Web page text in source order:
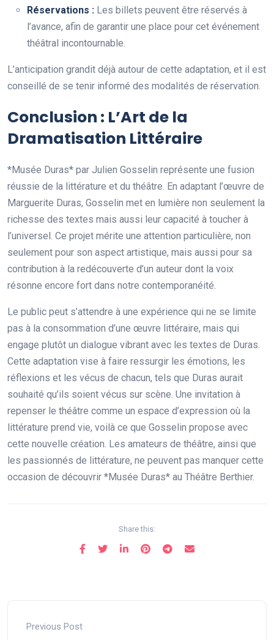
Réservations : Les billets peuvent être réservés à
l’avance, afin de garantir une place pour cet événement
théâtral incontournable.
L’anticipation grandit déjà autour de cette adaptation, et il est
conseillé de se tenir informé des modalités de réservation.
Conclusion : L’Art de la
Dramatisation Littéraire
*Musée Duras* par Julien Gosselin représente une fusion
réussie de la littérature et du théâtre. En adaptant l’œuvre de
Marguerite Duras, Gosselin met en lumière non seulement la
richesse des textes mais aussi leur capacité à toucher à
l’universel. Ce projet mérite une attention particulière, non
seulement pour son aspect artistique, mais aussi pour sa
contribution à la redécouverte d’un auteur dont la voix
résonne encore fort dans notre contemporanéité.
Le public peut s’attendre à une expérience qui ne se limite
pas à la consommation d’une œuvre littéraire, mais qui
engage plutôt un dialogue vibrant avec les textes de Duras.
Cette adaptation vise à faire ressurgir les émotions, les
réflexions et les vécus de chacun, tels que Duras aurait
souhaité qu’ils soient vécus sur scène. Une invitation à
repenser le théâtre comme un espace d’expression où la
littérature prend vie, voilà ce que Gosselin propose avec
cette nouvelle création. Les amateurs de théâtre, ainsi que
les passionnés de littérature, ne peuvent pas manquer cette
occasion de découvrir *Musée Duras* au Théâtre Berthier.
Share this:
Previous Post